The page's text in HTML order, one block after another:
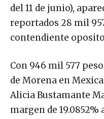
del 11 de junio),
reportados 28 mil
contendiente
Con 946 mil 577
de Morena en
Alicia Bustamante
margen de 19.0852%